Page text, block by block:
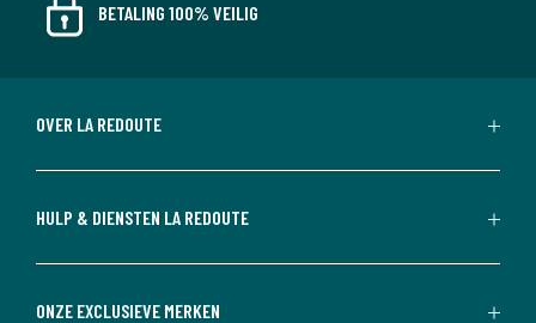
BETALING 100% VEILIG
OVER LA REDOUTE
HULP & DIENSTEN LA REDOUTE
ONZE EXCLUSIEVE MERKEN